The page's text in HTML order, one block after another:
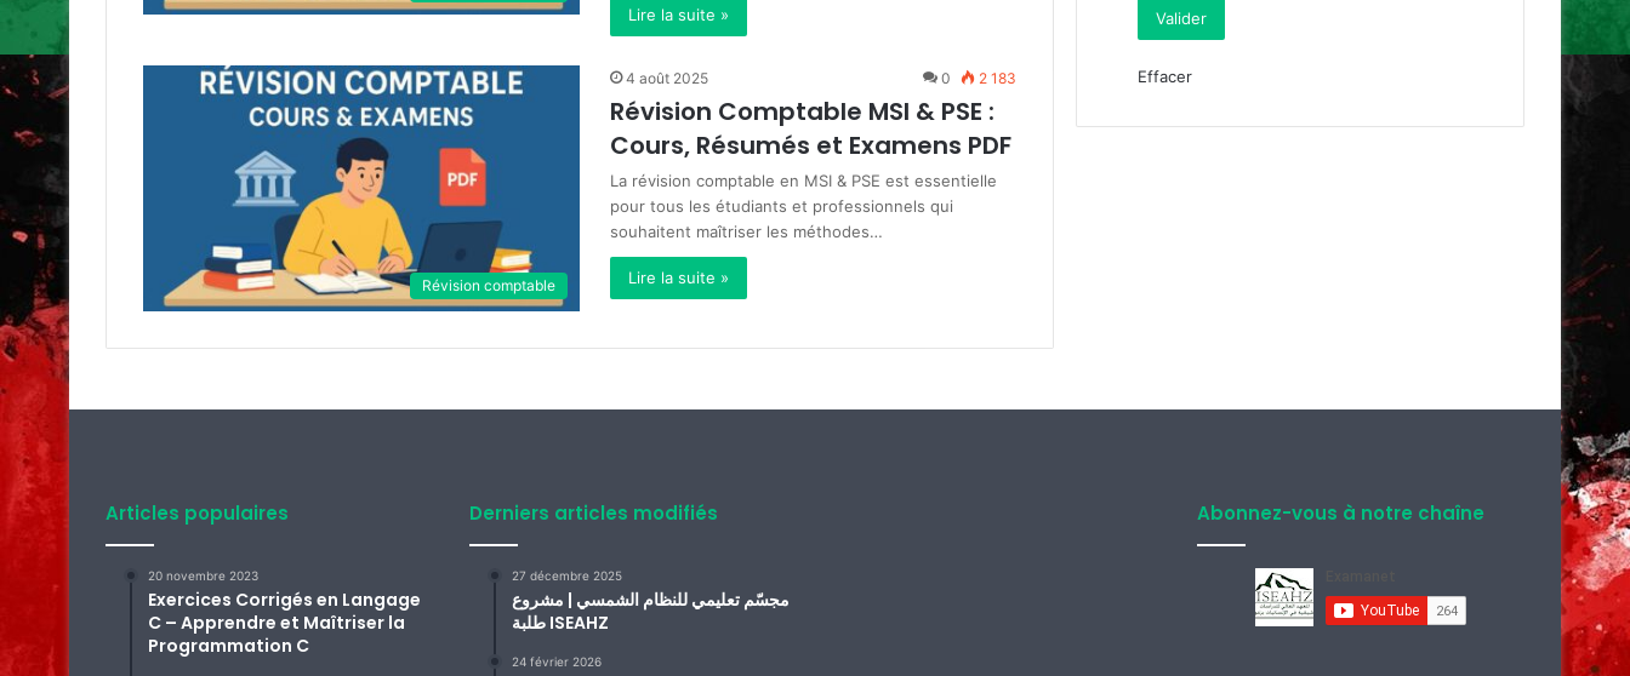
Lire la suite »
Révision comptable
4 août 2025 0 2 183
Révision Comptable MSI & PSE :
Cours, Résumés et Examens PDF
La révision comptable en MSI & PSE est essentielle
pour tous les étudiants et professionnels qui
souhaitent maîtriser les méthodes…
Lire la suite »
Effacer
Articles populaires
20 novembre 2023
Exercices Corrigés en Langage
C – Apprendre et Maîtriser la
Programmation C
Derniers articles modifiés
27 décembre 2025
مجسّم تعليمي للنظام الشمسي | مشروع
طلبة ISEAHZ
24 février 2026
Abonnez-vous à notre chaîne